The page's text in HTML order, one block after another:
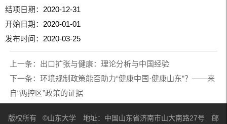
结项日期： 2020-12-31
开始日期： 2020-01-01
发布时间： 2020-03-25
上一条： 出口扩张与健康：理论分析与中国经验
下一条： 环境规制政策能否助力“健康中国·健康山东”？——来
自“两控区”政策的证据
版权所有 ©山东大学 地址：中国山东省济南市山大南路27号 邮